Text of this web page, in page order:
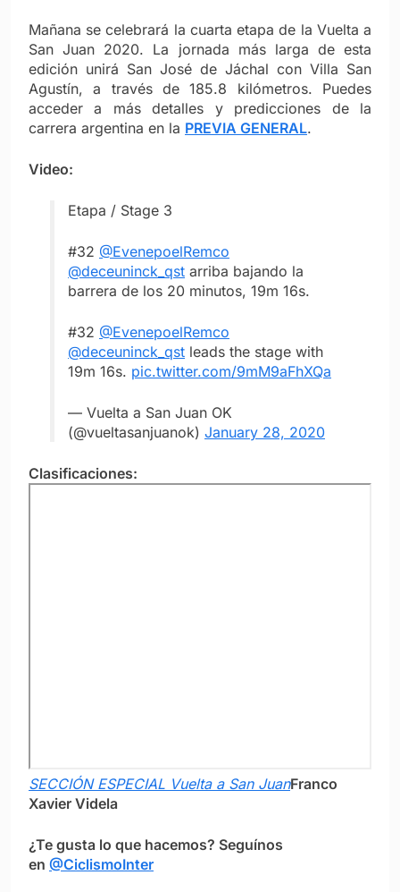
Mañana se celebrará la cuarta etapa de la Vuelta a
San Juan 2020. La jornada más larga de esta
edición unirá San José de Jáchal con Villa San
Agustín, a través de 185.8 kilómetros. Puedes
acceder a más detalles y predicciones de la
carrera argentina en la PREVIA GENERAL.
Video:
Etapa / Stage 3
#32 @EvenepoelRemco
@deceuninck_qst arriba bajando la
barrera de los 20 minutos, 19m 16s.
#32 @EvenepoelRemco
@deceuninck_qst leads the stage with
19m 16s. pic.twitter.com/9mM9aFhXQa
— Vuelta a San Juan OK
(@vueltasanjuanok) January 28, 2020
Clasificaciones:
SECCIÓN ESPECIAL Vuelta a San JuanFranco
Xavier Videla
¿Te gusta lo que hacemos? Seguínos
en @CiclismoInter